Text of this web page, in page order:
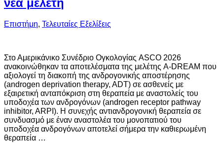
νέα μελέτη
Επιστήμη, Τελευταίες Εξελίξεις
Στο Αμερικάνικο Συνέδριο Ογκολογίας ASCO 2026
ανακοινώθηκαν τα αποτελέσματα της μελέτης A-DREAM που
αξιολογεί τη διακοπή της ανδρογονικής αποστέρησης
(androgen deprivation therapy, ADT) σε ασθενείς με
εξαιρετική ανταπόκριση στη θεραπεία με αναστολείς του
υποδοχέα των ανδρογόνων (androgen receptor pathway
inhibitor, ARPI). Η συνεχής αντιανδρογονική θεραπεία σε
συνδυασμό με έναν αναστολέα του μονοπατιού του
υποδοχέα ανδρογόνων αποτελεί σήμερα την καθιερωμένη
θεραπεία …